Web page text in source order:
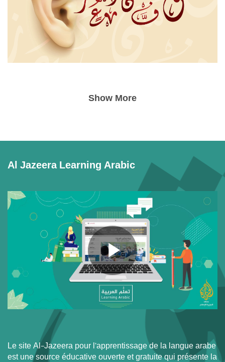
Show More
Al Jazeera Learning Arabic
Le site Al-Jazeera pour l’apprentissage de la langue arabe
est une source éducative ouverte et gratuite qui présente la